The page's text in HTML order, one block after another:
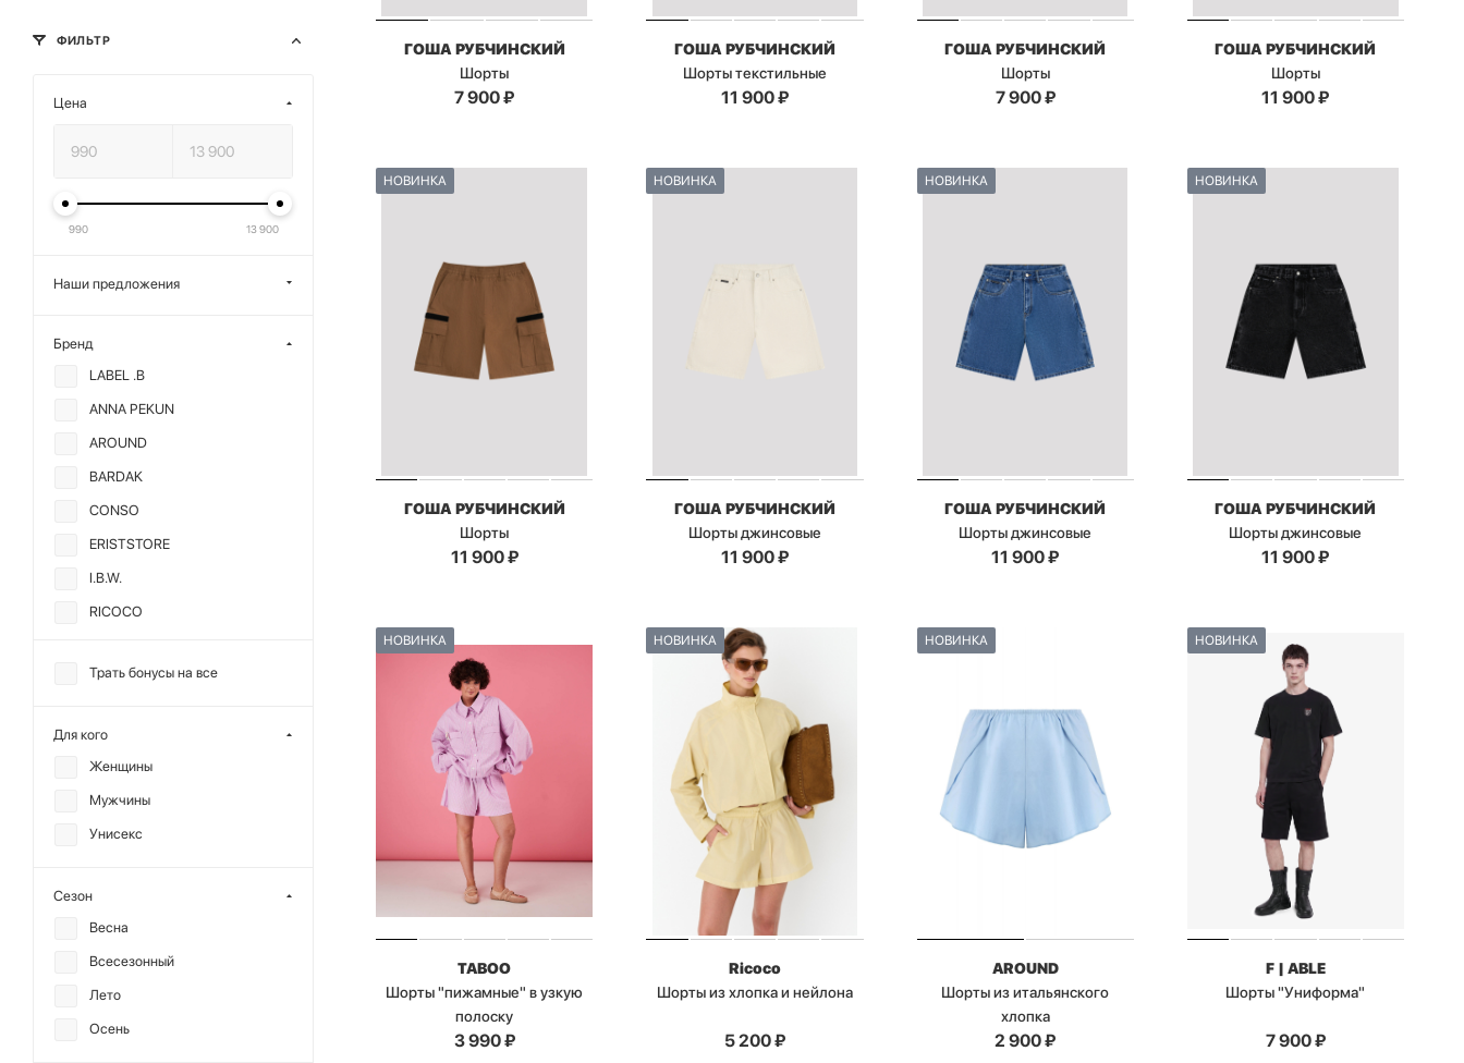
ГОША РУБЧИНСКИЙ
Шорты
7 900₽
ГОША РУБЧИНСКИЙ
Шорты текстильные
11 900₽
ГОША РУБЧИНСКИЙ
Шорты
7 900₽
ГОША РУБЧИНСКИЙ
Шорты
11 900₽
НОВИНКА
ГОША РУБЧИНСКИЙ
Шорты
11 900₽
НОВИНКА
ГОША РУБЧИНСКИЙ
Шорты джинсовые
11 900₽
НОВИНКА
ГОША РУБЧИНСКИЙ
Шорты джинсовые
11 900₽
НОВИНКА
ГОША РУБЧИНСКИЙ
Шорты джинсовые
11 900₽
НОВИНКА
TABOO
Шорты "пижамные" в узкую
полоску
3 990₽
НОВИНКА
Ricoco
Шорты из хлопка и нейлона
5 200₽
НОВИНКА
AROUND
Шорты из итальянского
хлопка
2 900₽
НОВИНКА
F | ABLE
Шорты "Униформа"
7 900₽
ФИЛЬТР
Цена
990 13 900
Наши предложения
Бренд
LABEL .B
ANNA PEKUN
AROUND
BARDAK
CONSO
ERISTSTORE
I.B.W.
RICOCO
SODAMODA
AKHMADULLINA
F | ABLE
GARCHIT
Трать бонусы на все
Для кого
Женщины
Мужчины
Унисекс
Сезон
Весна
Всесезонный
Лето
Осень